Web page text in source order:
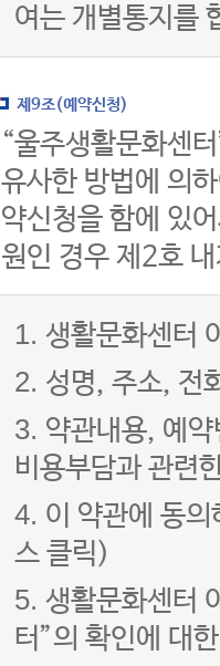
여는 개별통지를
제9조(예약신청)
“울주생활문화센
유사한 방법에 의
약신청을 함에 있
원인 경우 제2호
1. 생활문화센터
2. 성명, 주소, 전
3. 약관내용, 예
비용부담과 관련
4. 이 약관에 동
스 클릭)
5. 생활문화센터
터”의 확인에 대